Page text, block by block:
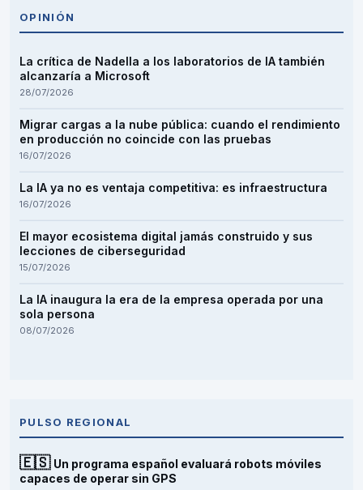
OPINIÓN
La crítica de Nadella a los laboratorios de IA también
alcanzaría a Microsoft
28/07/2026
Migrar cargas a la nube pública: cuando el rendimiento
en producción no coincide con las pruebas
16/07/2026
La IA ya no es ventaja competitiva: es infraestructura
16/07/2026
El mayor ecosistema digital jamás construido y sus
lecciones de ciberseguridad
15/07/2026
La IA inaugura la era de la empresa operada por una
sola persona
08/07/2026
PULSO REGIONAL
🇪🇸 Un programa español evaluará robots móviles
capaces de operar sin GPS